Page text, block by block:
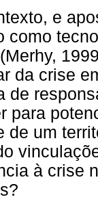
e
como
da crise
de
para
de um
à crise